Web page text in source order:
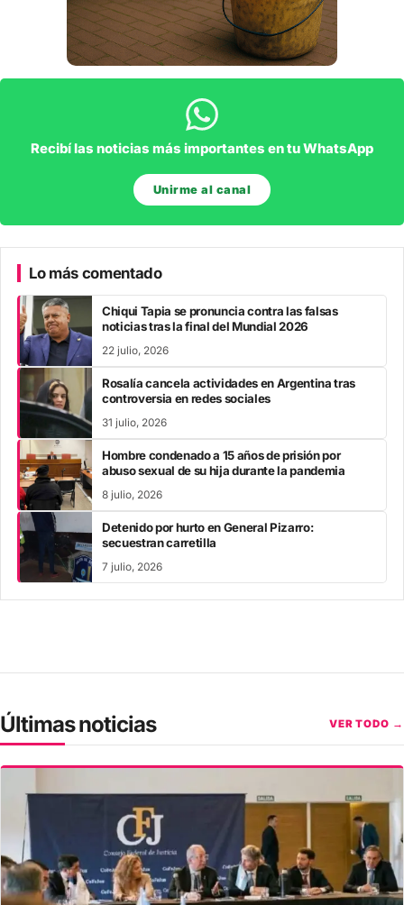
Recibí las noticias más importantes en tu WhatsApp
Unirme al canal
Lo más comentado
Chiqui Tapia se pronuncia contra las falsas
noticias tras la final del Mundial 2026
22 julio, 2026
Rosalía cancela actividades en Argentina tras
controversia en redes sociales
31 julio, 2026
Hombre condenado a 15 años de prisión por
abuso sexual de su hija durante la pandemia
8 julio, 2026
Detenido por hurto en General Pizarro:
secuestran carretilla
7 julio, 2026
Últimas noticias VER TODO →